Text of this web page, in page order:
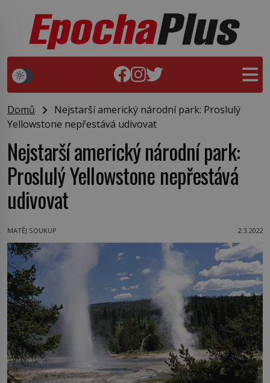
Domů
Nejstarší americký národní park: Proslulý
Yellowstone nepřestává udivovat
Nejstarší americký národní park:
Proslulý Yellowstone nepřestává
udivovat
MATĚJ SOUKUP 2.3.2022